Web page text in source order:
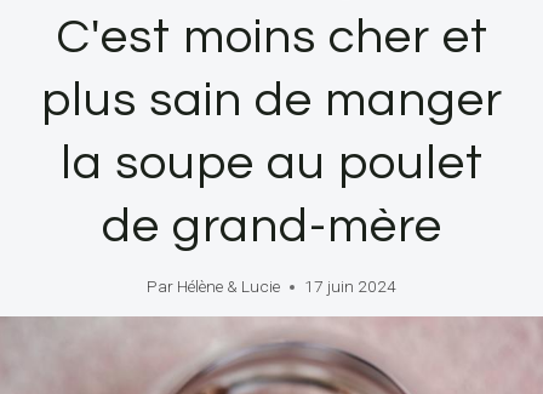
C'est moins cher et
plus sain de manger
la soupe au poulet
de grand-mère
Par Hélène & Lucie 17 juin 2024